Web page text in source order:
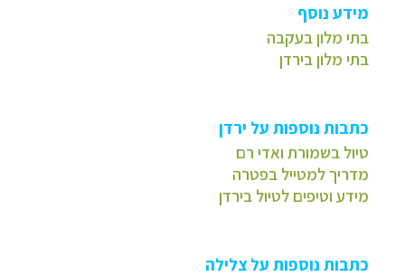
מידע נוסף
בתי מלון בעקבה
בתי מלון בירדן
כתבות נוספות על ירדן
טיול בשמורת ואדי רם
מדריך למטייל בפטרה
מידע וטיפים לטיול בירדן
כתבות נוספות על צלילה